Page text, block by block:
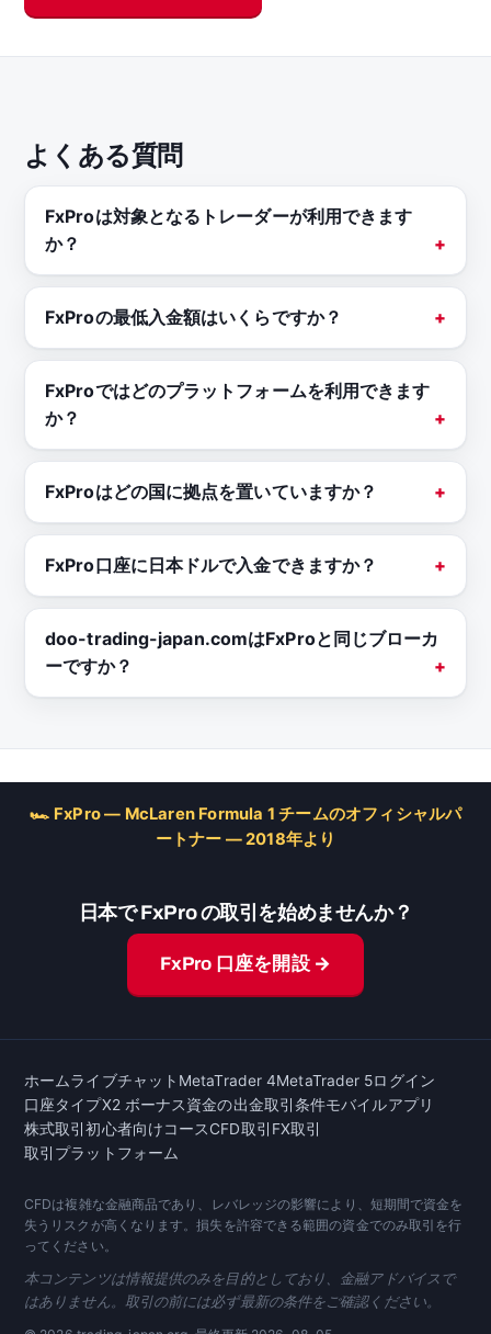
よくある質問
FxProは対象となるトレーダーが利用できます
か？
FxProの最低入金額はいくらですか？
FxProではどのプラットフォームを利用できます
か？
FxProはどの国に拠点を置いていますか？
FxPro口座に日本ドルで入金できますか？
doo-trading-japan.comはFxProと同じブローカ
ーですか？
🏎 FxPro — McLaren Formula 1 チームのオフィシャルパ
ートナー — 2018年より
日本で FxPro の取引を始めませんか？
FxPro 口座を開設 →
ホームライブチャット MetaTrader 4MetaTrader 5ログイン
口座タイプX2 ボーナス資金の出金取引条件モバイルアプリ
株式取引初心者向けコースCFD取引 FX取引
取引プラットフォーム
CFDは複雑な金融商品であり、レバレッジの影響により、短期間で資金を
失うリスクが高くなります。損失を許容できる範囲の資金でのみ取引を行
ってください。
本コンテンツは情報提供のみを目的としており、金融アドバイスで
はありません。取引の前には必ず最新の条件をご確認ください。